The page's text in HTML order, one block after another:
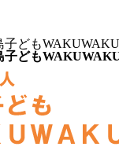
ども
ども